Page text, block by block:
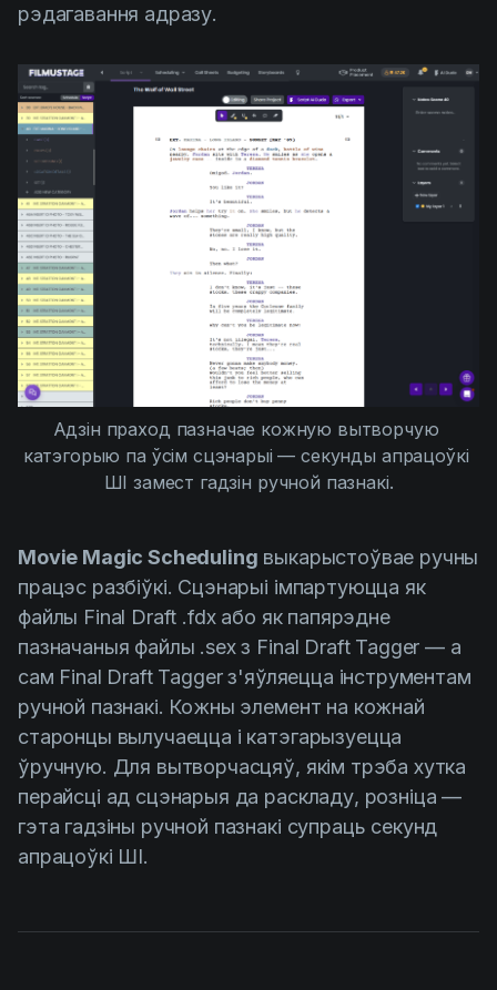
рэдагавання адразу.
Адзін праход пазначае кожную вытворчую
катэгорыю па ўсім сцэнарыі — секунды апрацоўкі
ШІ замест гадзін ручной пазнакі.
Movie Magic Scheduling выкарыстоўвае ручны
працэс разбіўкі. Сцэнарыі імпартуюцца як
файлы Final Draft .fdx або як папярэдне
пазначаныя файлы .sex з Final Draft Tagger — а
сам Final Draft Tagger з'яўляецца інструментам
ручной пазнакі. Кожны элемент на кожнай
старонцы вылучаецца і катэгарызуецца
ўручную. Для вытворчасцяў, якім трэба хутка
перайсці ад сцэнарыя да раскладу, розніца —
гэта гадзіны ручной пазнакі супраць секунд
апрацоўкі ШІ.